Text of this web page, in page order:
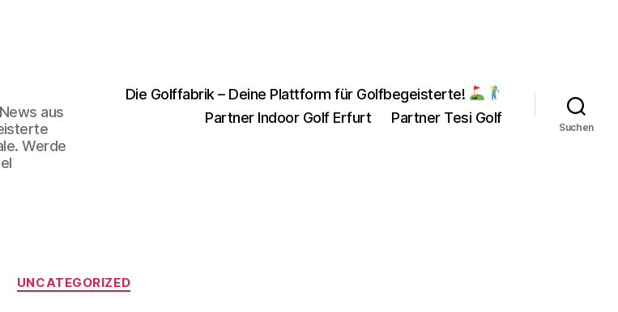
aus
Werde
Die Golffabrik – Deine Plattform für Golfbegeisterte!
Partner Indoor Golf Erfurt
Partner Tesi Golf
Suchen
Kategorien
UNCATEGORIZED